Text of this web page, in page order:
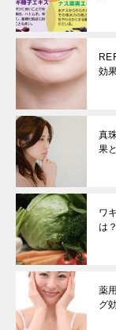
効
真
果
ワ
は？
薬
グ